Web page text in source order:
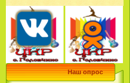
Наш опрос